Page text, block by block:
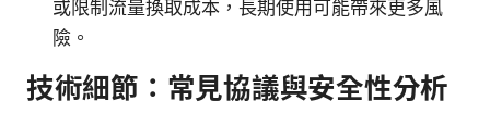
或限制流量換取成本，長期使用可能帶來更多風
險。
技術細節：常見協議與安全性分析